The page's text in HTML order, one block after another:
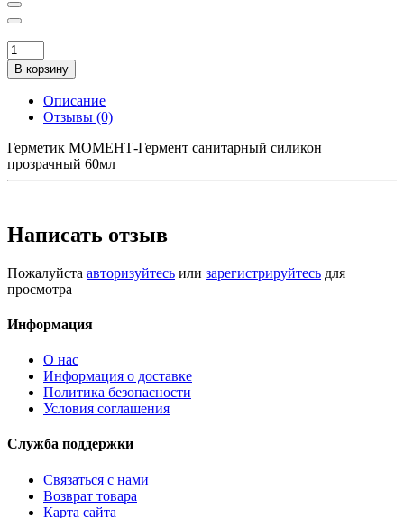
В корзину
Описание
Отзывы (0)
Герметик МОМЕНТ-Гермент санитарный силикон
прозрачный 60мл
Написать отзыв
Пожалуйста авторизуйтесь или зарегистрируйтесь для
просмотра
Информация
О нас
Информация о доставке
Политика безопасности
Условия соглашения
Служба поддержки
Связаться с нами
Возврат товара
Карта сайта